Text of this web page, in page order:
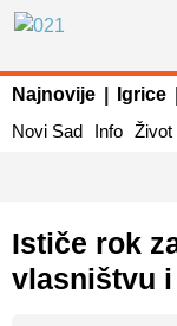
Najnovije Igrice
Novi Sad
Info Život
Ističe rok
vlasništvu